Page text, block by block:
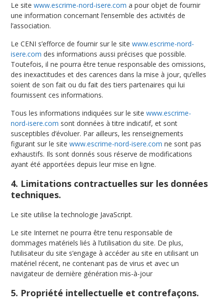
Le sitewww.escrime-nord-isere.com a pour objet de fournir
une information concernant l’ensemble des activités de
l’association.
Le CENI s’efforce de fournir sur le sitewww.escrime-nord-
isere.com des informations aussi précises que possible.
Toutefois, il ne pourra être tenue responsable des omissions,
des inexactitudes et des carences dans la mise à jour, qu’elles
soient de son fait ou du fait des tiers partenaires qui lui
fournissent ces informations.
Tous les informations indiquées sur le sitewww.escrime-
nord-isere.com sont données à titre indicatif, et sont
susceptibles d’évoluer. Par ailleurs, les renseignements
figurant sur le sitewww.escrime-nord-isere.com ne sont pas
exhaustifs. Ils sont donnés sous réserve de modifications
ayant été apportées depuis leur mise en ligne.
4. Limitations contractuelles sur les données
techniques.
Le site utilise la technologie JavaScript.
Le site Internet ne pourra être tenu responsable de
dommages matériels liés à l’utilisation du site. De plus,
l’utilisateur du site s’engage à accéder au site en utilisant un
matériel récent, ne contenant pas de virus et avec un
navigateur de dernière génération mis-à-jour
5. Propriété intellectuelle et contrefaçons.